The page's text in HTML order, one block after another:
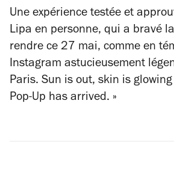
Une expérience testée et
Lipa en personne, qui a bravé
rendre ce 27 mai, comme en
Instagram astucieusement
Paris. Sun is out, skin is glowing
Pop-Up has arrived. »